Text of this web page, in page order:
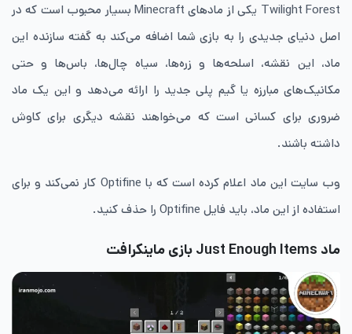
Twilight Forest یکی از مادهای Minecraft بسیار محبوب است که در
اصل دنیای جدیدی را به بازی شما اضافه می‌کند به گفته سازنده این
ماد، این نقشه، اسلحه‌ها و زره‌ها، سیاه چال‌ها، باس‌ها و حتی
مکانیک‌های مبارزه یا گیم پلی جدید را ارائه می‌دهد و این یک ماد
ضروری برای کسانی است که می‌خواهند نقشه دیگری برای کاوش
داشته باشند.
وب سایت این ماد اعلام کرده است که با Optifine کار نمی‌کند و برای
استفاده از این ماد، باید فایل Optifine را حذف کنید.
ماد Just Enough Items بازی ماینکرافت